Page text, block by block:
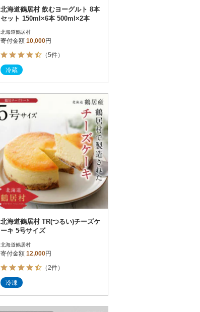
北海道鶴居村 飲むヨーグルト 8本
セット 150ml×6本 500ml×2本
北海道鶴居村
寄付金額 10,000円
（5件）
冷蔵
北海道鶴居村 TR(つるい)チーズケ
ーキ 5号サイズ
北海道鶴居村
寄付金額 12,000円
（2件）
冷凍